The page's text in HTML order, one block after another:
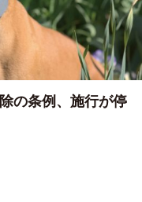
の条例、施行が停